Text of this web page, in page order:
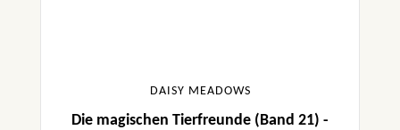
DAISY MEADOWS
Die magischen Tierfreunde (Band 21) -